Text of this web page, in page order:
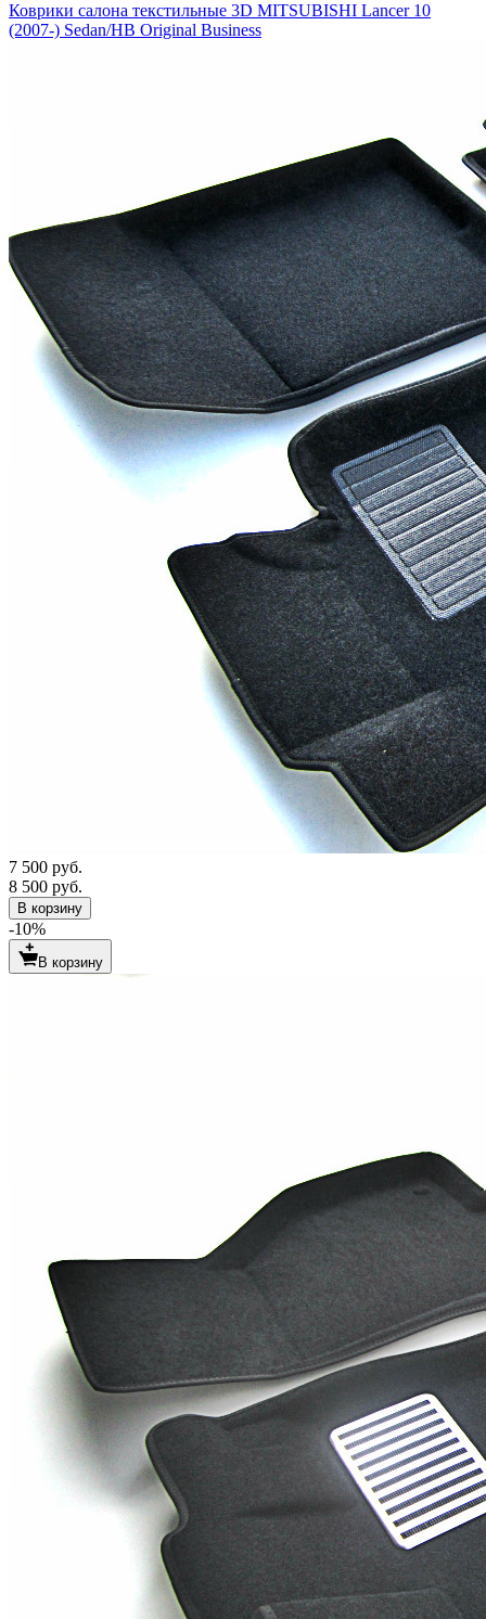
Коврики салона текстильные 3D MITSUBISHI Lancer 10
(2007-) Sedan/HB Original Business
7 500 руб.
8 500 руб.
В корзину
-10%
В корзину